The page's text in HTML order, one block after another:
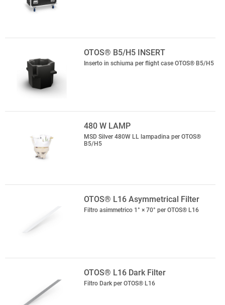
OTOS® B5/H5 INSERT
Inserto in schiuma per flight case OTOS® B5/H5
480 W LAMP
MSD Silver 480W LL lampadina per OTOS®
B5/H5
OTOS® L16 Asymmetrical Filter
Filtro asimmetrico 1° × 70° per OTOS® L16
OTOS® L16 Dark Filter
Filtro Dark per OTOS® L16